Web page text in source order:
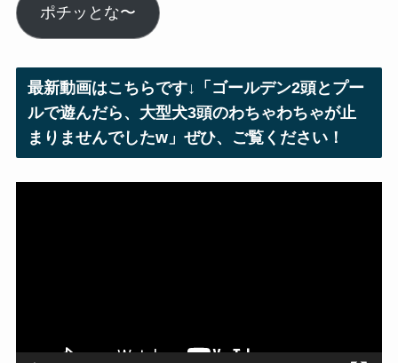
ル
ア
ス
ポチッとな〜
最新動画はこちらです↓「ゴールデン2頭とプー
ルで遊んだら、大型犬3頭のわちゃわちゃが止
まりませんでしたw」ぜひ、ご覧ください！